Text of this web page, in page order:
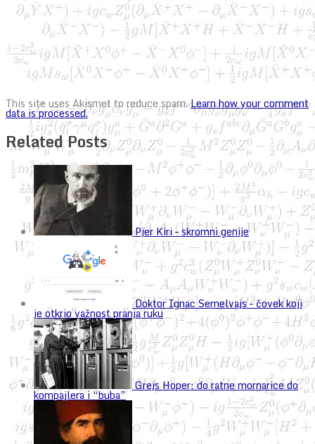
This site uses Akismet to reduce spam.Learn how your comment
data is processed.
Related Posts
Pjer Kiri – skromni genije
Doktor Ignac Semelvajs – čovek koji
je otkrio važnost pranja ruku
Grejs Hoper: do ratne mornarice do
kompajlera i “buba”